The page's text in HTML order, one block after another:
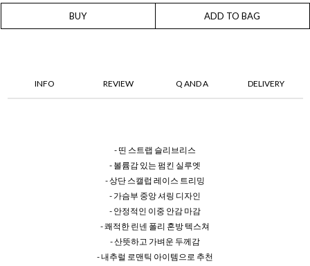
BUY ADD TO BAG
INFO REVIEW Q AND A DELIVERY
- 띤 스트랩 슬리브리스
- 볼륨감 있는 펌킨 실루엣
- 상단 스캘럽 레이스 트리밍
- 가슴부 중앙 셔링 디자인
- 안정적인 이중 안감 마감
- 쾌적한 린넨 폴리 혼방 텍스쳐
- 산뜻하고 가벼운 두께감
- 내추럴 로맨틱 아이템으로 추천